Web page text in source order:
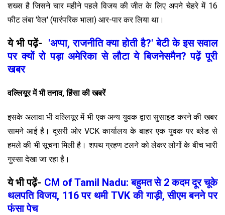
शख्स है जिसने चार महीने पहले विजय की जीत के लिए अपने चेहरे में 16
फीट लंबा 'वेल' (पारंपरिक भाला) आर-पार कर लिया था।
ये भी पढ़ें- 'अप्पा, राजनीति क्या होती है?' बेटी के इस सवाल
पर क्यों रो पड़ा अमेरिका से लौटा ये बिजनेसमैन? पढ़ें पूरी
खबर
वल्लियूर में भी तनाव, हिंसा की खबरें
इसके अलावा भी वल्लियूर में भी एक अन्य युवक द्वारा सुसाइड करने की खबर
सामने आई है। दूसरी ओर VCK कार्यालय के बाहर एक युवक पर ब्लेड से
हमले की भी सूचना मिली है। शपथ ग्रहण टलने को लेकर लोगों के बीच भारी
गुस्सा देखा जा रहा है।
ये भी पढ़ें- CM of Tamil Nadu: बहुमत से 2 कदम दूर चूके
थलपति विजय, 116 पर थमी TVK की गाड़ी, सीएम बनने पर
फंसा पेच